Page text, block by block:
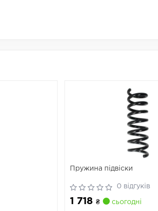
Пружина підвіски
0 відгуків
1 718 ₴ сьогодні